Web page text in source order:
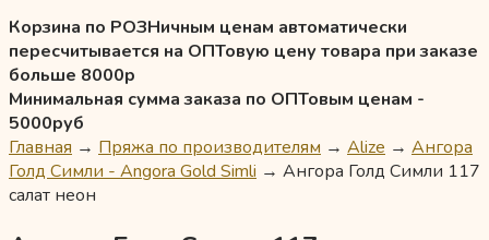
Корзина по РОЗНичным ценам автоматически
пересчитывается на ОПТовую цену товара при заказе
больше 8000р
Минимальная сумма заказа по ОПТовым ценам -
5000руб
Главная → Пряжа по производителям → Alize → Ангора
Голд Симли - Angora Gold Simli → Ангора Голд Симли 117
салат неон